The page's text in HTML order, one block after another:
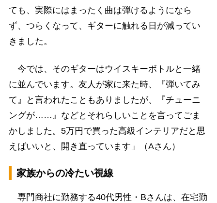
ても、実際にはまったく曲は弾けるようになら
ず、つらくなって、ギターに触れる日が減ってい
きました。
今では、そのギターはウイスキーボトルと一緒
に並んでいます。友人が家に来た時、『弾いてみ
て』と言われたこともありましたが、『チューニ
ングが……』などとそれらしいことを言ってごま
かしました。5万円で買った高級インテリアだと思
えばいいと、開き直っています」（Aさん）
家族からの冷たい視線
専門商社に勤務する40代男性・Bさんは、在宅勤